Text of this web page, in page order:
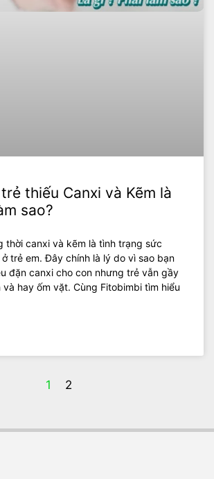
thiếu Canxi và Kẽm là
sao?
thời canxi và kẽm là tình trạng sức
trẻ em. Đây chính là lý do vì sao bạn
đặn canxi cho con nhưng trẻ vẫn gầy
và hay ốm vặt. Cùng Fitobimbi tìm hiểu
1 2